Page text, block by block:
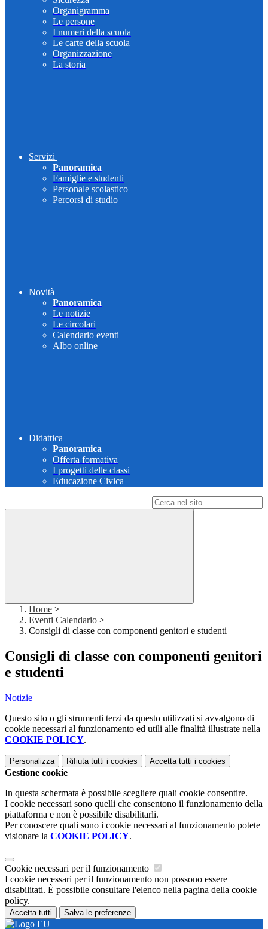
Organigramma
Le persone
I numeri della scuola
Le carte della scuola
Organizzazione
La storia
Servizi
Panoramica
Famiglie e studenti
Personale scolastico
Percorsi di studio
Novità
Panoramica
Le notizie
Le circolari
Calendario eventi
Albo online
Didattica
Panoramica
Offerta formativa
I progetti delle classi
Educazione Civica
Home >
Eventi Calendario >
Consigli di classe con componenti genitori e studenti
Consigli di classe con componenti genitori
e studenti
Notizie
Questo sito o gli strumenti terzi da questo utilizzati si avvalgono di
cookie necessari al funzionamento ed utili alle finalità illustrate nella
COOKIE POLICY.
Personalizza Rifiuta tutti i cookies Accetta tutti i cookies
Gestione cookie
In questa schermata è possibile scegliere quali cookie consentire.
I cookie necessari sono quelli che consentono il funzionamento della
piattaforma e non è possibile disabilitarli.
Per conoscere quali sono i cookie necessari al funzionamento potete
visionare la COOKIE POLICY.
Cookie necessari per il funzionamento
I cookie necessari per il funzionamento non possono essere
disabilitati. È possibile consultare l'elenco nella pagina della cookie
policy.
Accetta tutti Salva le preferenze